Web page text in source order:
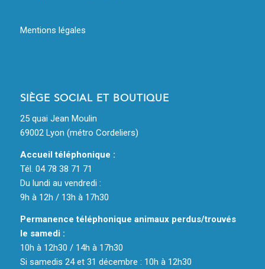
Mentions légales
SIÈGE SOCIAL ET BOUTIQUE
25 quai Jean Moulin
69002 Lyon (métro Cordeliers)
Accueil téléphonique :
Tél. 04 78 38 71 71
Du lundi au vendredi :
9h à 12h / 13h à 17h30
Permanence téléphonique animaux perdus/trouvés
le samedi :
10h à 12h30 / 14h à 17h30
Si samedis 24 et 31 décembre : 10h à 12h30